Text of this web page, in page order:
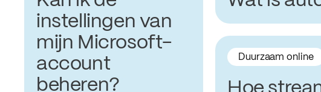
instellingen van
mijn Microsoft-
account
beheren?
Hoe
Duurzaam online